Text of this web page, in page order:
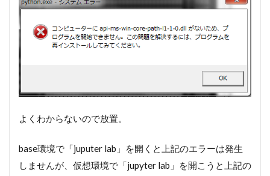
ショ
1.5
セク
1.6
ショ
1.7
セク
よくわからないので放置。
base環境で「juputer lab」を開くと上記のエラーは発生
しませんが、仮想環境で「jupyter lab」を開こうと上記の